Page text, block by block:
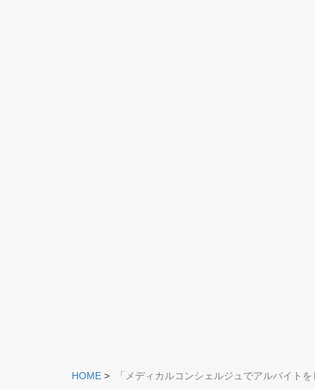
HOME > 「メディカルコンシェルジュでアルバイト